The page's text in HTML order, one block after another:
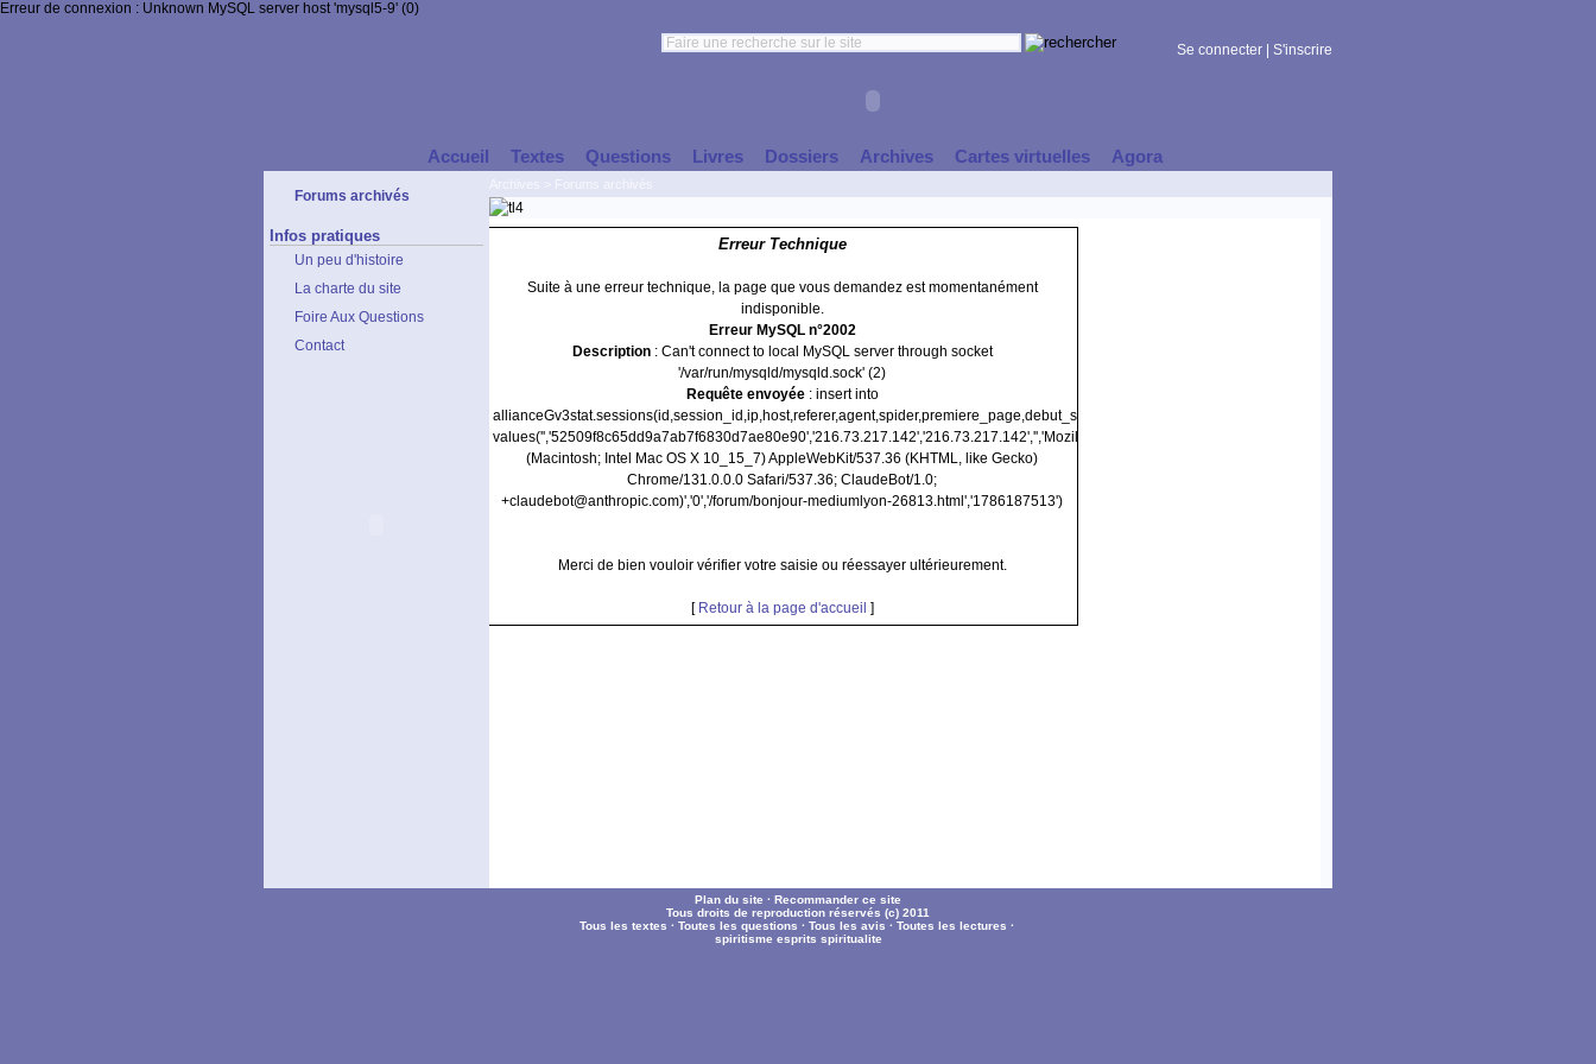
Erreur de connexion : Unknown MySQL server host 'mysql5-9' (0)
Se connecter S'inscrire
Accueil Textes Questions Livres Dossiers Archives Cartes virtuelles Agora
Forums archivés
Infos pratiques
Un peu d'histoire
La charte du site
Foire Aux Questions
Contact
Erreur Technique
Suite à une erreur technique, la page que vous demandez est momentanément
indisponible.
Erreur MySQL n°2002
Description: Can't connect to local MySQL server through socket
'/var/run/mysqld/mysqld.sock' (2)
Requête envoyée: insert into
allianceGv3stat.sessions(id,session_id,ip,host,referer,agent,spider,premiere_page,debut_session)
values('','52509f8c65dd9a7ab7f6830d7ae80e90','216.73.217.142','216.73.217.142','','Mozilla/5.0
(Macintosh; Intel Mac OS X 10_15_7) AppleWebKit/537.36 (KHTML, like Gecko)
Chrome/131.0.0.0 Safari/537.36; ClaudeBot/1.0;
+claudebot@anthropic.com)','0','/forum/bonjour-mediumlyon-26813.html','1786187513')
Merci de bien vouloir vérifier votre saisie ou réessayer ultérieurement.
[ Retour à la page d'accueil ]
Plan du site · Recommander ce site
Tous droits de reproduction réservés (c) 2011
Tous les textes · Toutes les questions · Tous les avis · Toutes les lectures ·
spiritisme esprits spiritualite